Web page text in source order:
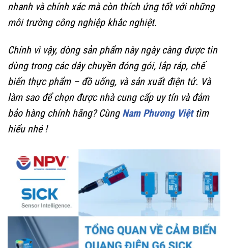
nhanh và chính xác mà còn thích ứng tốt với những
môi trường công nghiệp khắc nghiệt.
Chính vì vậy, dòng sản phẩm này ngày càng được tin
dùng trong các dây chuyền đóng gói, lắp ráp, chế
biến thực phẩm – đồ uống, và sản xuất điện tử. Và
làm sao để chọn được nhà cung cấp uy tín và đảm
bảo hàng chính hãng? Cùng Nam Phương Việttìm
hiểu nhé !